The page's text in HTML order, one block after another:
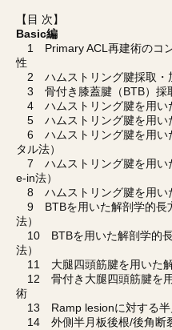
【目 次】
Basic編
1 Primary ACL再建術のコ
性
2 ハムストリング腱採取・
3 骨付き膝蓋腱（BTB）採
4 ハムストリング腱を用い
5 ハムストリング腱を用い
6 ハムストリング腱を用い
タル法）
7 ハムストリング腱を用い
e-in法）
8 ハムストリング腱を用い
9 BTBを用いた解剖学的長
法）
10 BTBを用いた解剖学的長
法）
11 大腿四頭筋腱を用いた
12 骨付き大腿四頭筋腱を
術
13 Ramp lesionに対する半
14 外側半月板後根/後角断